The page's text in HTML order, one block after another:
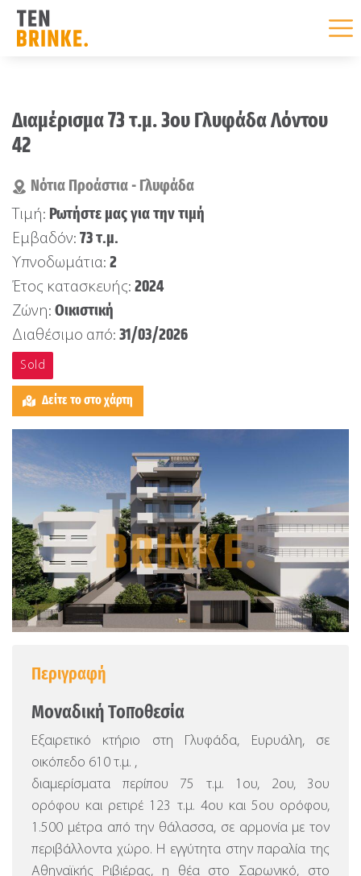
content
Διαμέρισμα 73 τ.μ. 3ου Γλυφάδα Λόντου
42
Νότια Προάστια - Γλυφάδα
Τιμή: Ρωτήστε μας για την τιμή
Εμβαδόν: 73 τ.μ.
Υπνοδωμάτια: 2
Έτος κατασκευής: 2024
Ζώνη: Οικιστική
Διαθέσιμο από: 31/03/2026
Sold
Δείτε το στο χάρτη
Περιγραφή
Μοναδική Τοποθεσία
Εξαιρετικό κτήριο στη Γλυφάδα, Ευρυάλη, σε
οικόπεδο 610 τ.μ. ,
διαμερίσματα περίπου 75 τ.μ. 1ου, 2ου, 3ου
ορόφου και ρετιρέ 123 τ.μ. 4ου και 5ου ορόφου,
1.500 μέτρα από την θάλασσα, σε αρμονία με τον
περιβάλλοντα χώρο. Η εγγύτητα στην παραλία της
Αθηναϊκής Ριβιέρας, η θέα στο Σαρωνικό, στο